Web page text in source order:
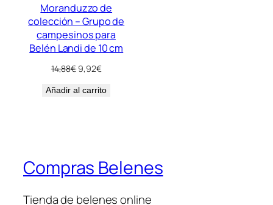
Moranduzzo de
colección – Grupo de
campesinos para
Belén Landi de 10 cm
14,88€El
original
9,92€El
actual
Añadir al carrito
Compras Belenes
Tienda de belenes online